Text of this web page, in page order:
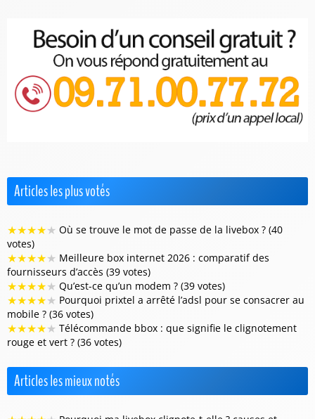
Articles les plus votés
★★★★★ Où se trouve le mot de passe de la livebox ? (40
votes)
★★★★★ Meilleure box internet 2026 : comparatif des
fournisseurs d’accès (39 votes)
★★★★★ Qu’est-ce qu’un modem ? (39 votes)
★★★★★ Pourquoi prixtel a arrêté l’adsl pour se consacrer au
mobile ? (36 votes)
★★★★★ Télécommande bbox : que signifie le clignotement
rouge et vert ? (36 votes)
Articles les mieux notés